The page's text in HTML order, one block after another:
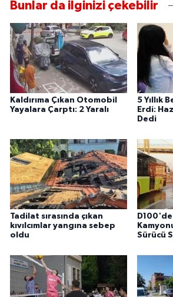
Bunlar da ilginizi çekebilir
Kaldırıma Çıkan Otomobil
Yayalara Çarptı: 2 Yaralı
5 Yıllık
Erdi:
Dedi
Tadilat sırasında çıkan
kıvılcımlar yangına sebep
oldu
Sürücü